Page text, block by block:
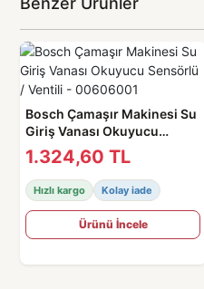
Bosch Çamaşır Makinesi Su
Giriş Vanası Okuyucu
Sensörlü / Ventili -
00606001
1.324,60 TL
Hızlı kargo Kolay iade
Ürünü İncele